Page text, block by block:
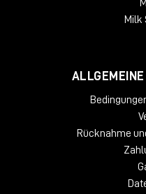
Milk
Rücknahme